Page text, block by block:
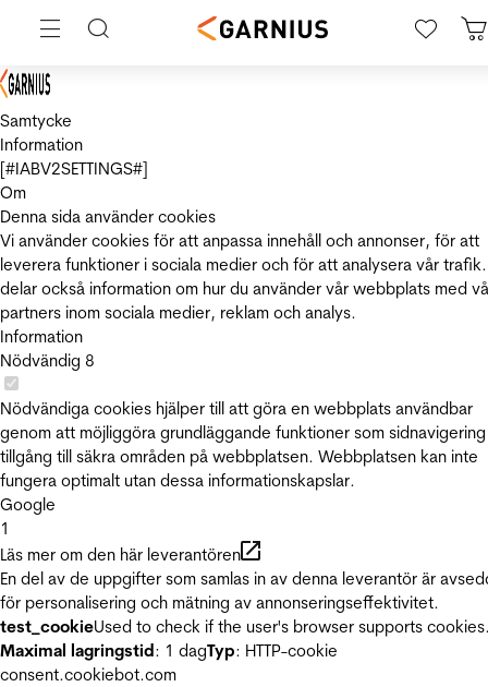
Samtycke
Information
[#IABV2SETTINGS#]
Om
Denna sida använder cookies
Vi använder cookies för att anpassa innehåll och annonser, för att
leverera funktioner i sociala medier och för att analysera vår
delar också information om hur du använder vår webbplats med
partners inom sociala medier, reklam och analys.
Information
Nödvändig 8
Nödvändiga cookies hjälper till att göra en webbplats användbar
genom att möjliggöra grundläggande funktioner som
tillgång till säkra områden på webbplatsen. Webbplatsen kan inte
fungera optimalt utan dessa informationskapslar.
Google
1
Läs mer om den här leverantören
En del av de uppgifter som samlas in av denna leverantör är
för personalisering och mätning av annonseringseffektivitet.
test_cookieUsed to check if the user's browser supports
Maximal lagringstid: 1 dagTyp: HTTP-cookie
consent.cookiebot.com